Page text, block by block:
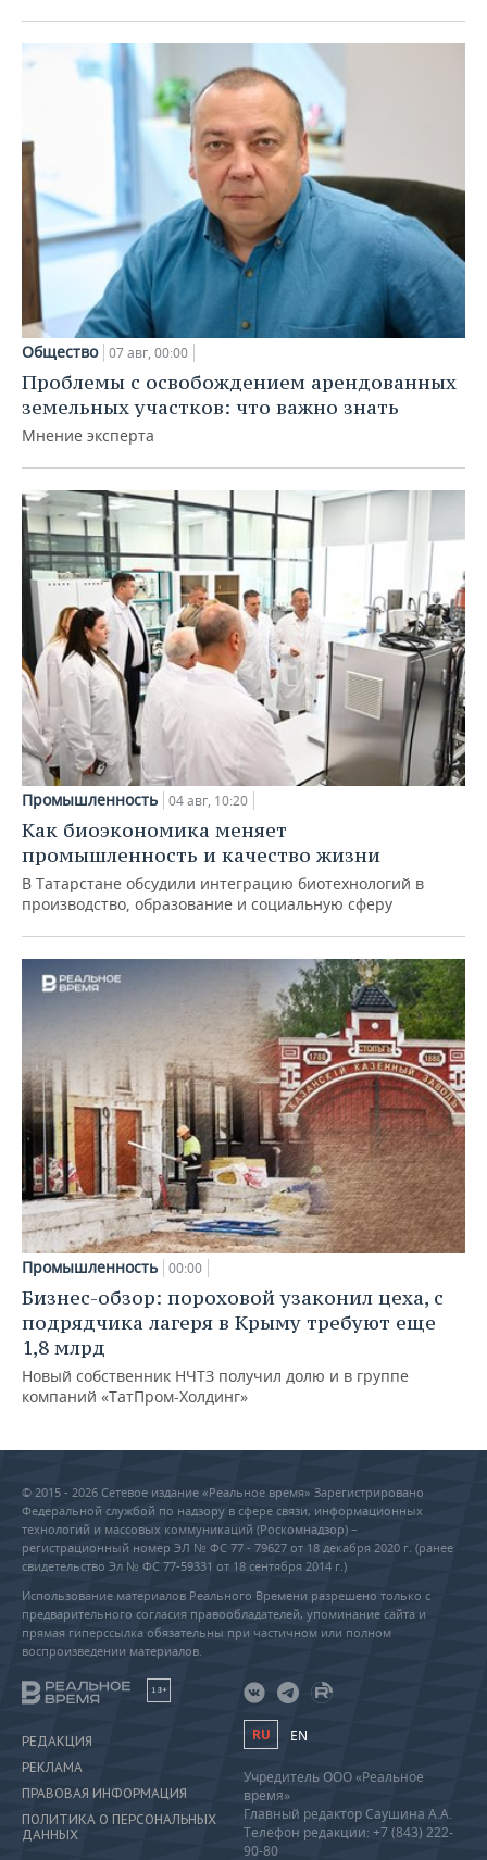
Общество 07 авг, 00:00
Проблемы с освобождением арендованных
земельных участков: что важно знать
Мнение эксперта
Промышленность 04 авг, 10:20
Как биоэкономика меняет
промышленность и качество жизни
В Татарстане обсудили интеграцию биотехнологий в
производство, образование и социальную сферу
Промышленность 00:00
Бизнес-обзор: пороховой узаконил цеха, с
подрядчика лагеря в Крыму требуют еще
1,8 млрд
Новый собственник НЧТЗ получил долю и в группе
компаний «ТатПром-Холдинг»
© 2015 - 2026 Сетевое издание «Реальное время» Зарегистрировано
Федеральной службой по надзору в сфере связи, информационных
технологий и массовых коммуникаций (Роскомнадзор) –
регистрационный номер ЭЛ № ФС 77 - 79627 от 18 декабря 2020 г. (ранее
свидетельство Эл № ФС 77-59331 от 18 сентября 2014 г.)
Использование материалов Реального Времени разрешено только с
предварительного согласия правообладателей, упоминание сайта и
прямая гиперссылка обязательны при частичном или полном
воспроизведении материалов.
18+
РЕДАКЦИЯ
РЕКЛАМА
ПРАВОВАЯ ИНФОРМАЦИЯ
ПОЛИТИКА О ПЕРСОНАЛЬНЫХ
ДАННЫХ
RU EN
Учредитель ООО «Реальное
время»
Главный редактор Саушина А.А.
Телефон редакции: +7 (843) 222-
90-80